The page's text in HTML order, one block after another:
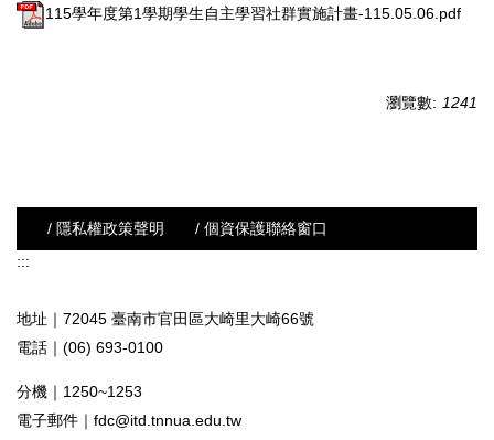
115學年度第1學期學生自主學習社群實施計畫-115.05.06.pdf
瀏覽數: 1241
/ 隱私權政策聲明
/ 個資保護聯絡窗口
:::
地址｜72045 臺南市官田區大崎里大崎66號
電話｜(06) 693-0100
分機｜1250~1253
電子郵件｜ fdc@itd.tnnua.edu.tw